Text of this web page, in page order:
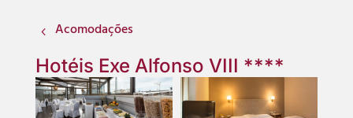
4 Acomodações
Hotéis Exe Alfonso VIII ****